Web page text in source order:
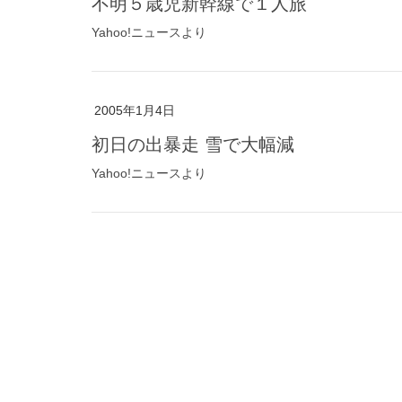
Yahoo!ニュースより
2005年1月4日
初日の出暴走 雪で大幅減
Yahoo!ニュースより